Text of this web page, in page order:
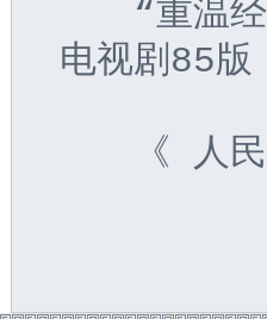
“重温经
电视剧85版
《 人民